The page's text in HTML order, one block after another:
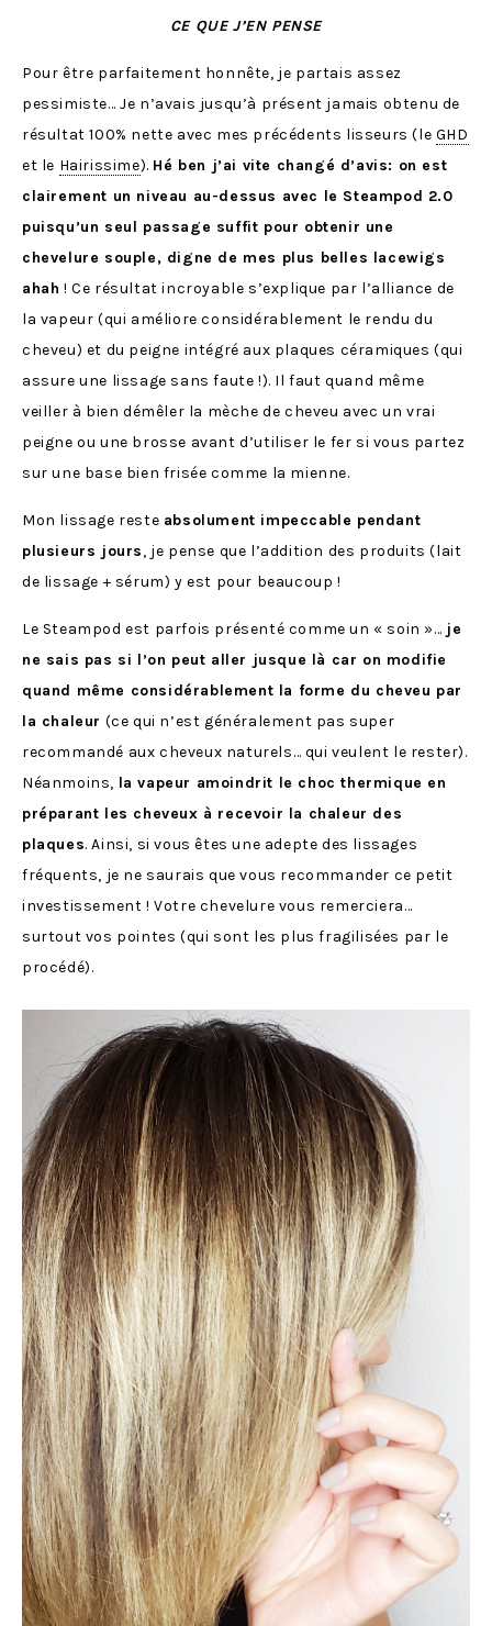
CE QUE J’EN PENSE
Pour être parfaitement honnête, je partais assez
pessimiste… Je n’avais jusqu’à présent jamais obtenu de
résultat 100% nette avec mes précédents lisseurs (le GHD
et le Hairissime). Hé ben j’ai vite changé d’avis: on est
clairement un niveau au-dessus avec le Steampod 2.0
puisqu’un seul passage suffit pour obtenir une
chevelure souple, digne de mes plus belles lacewigs
ahah ! Ce résultat incroyable s’explique par l’alliance de
la vapeur (qui améliore considérablement le rendu du
cheveu) et du peigne intégré aux plaques céramiques (qui
assure une lissage sans faute !). Il faut quand même
veiller à bien démêler la mèche de cheveu avec un vrai
peigne ou une brosse avant d’utiliser le fer si vous partez
sur une base bien frisée comme la mienne.
Mon lissage reste absolument impeccable pendant
plusieurs jours, je pense que l’addition des produits (lait
de lissage + sérum) y est pour beaucoup !
Le Steampod est parfois présenté comme un « soin »… je
ne sais pas si l’on peut aller jusque là car on modifie
quand même considérablement la forme du cheveu par
la chaleur (ce qui n’est généralement pas super
recommandé aux cheveux naturels… qui veulent le rester).
Néanmoins, la vapeur amoindrit le choc thermique en
préparant les cheveux à recevoir la chaleur des
plaques. Ainsi, si vous êtes une adepte des lissages
fréquents, je ne saurais que vous recommander ce petit
investissement ! Votre chevelure vous remerciera…
surtout vos pointes (qui sont les plus fragilisées par le
procédé).